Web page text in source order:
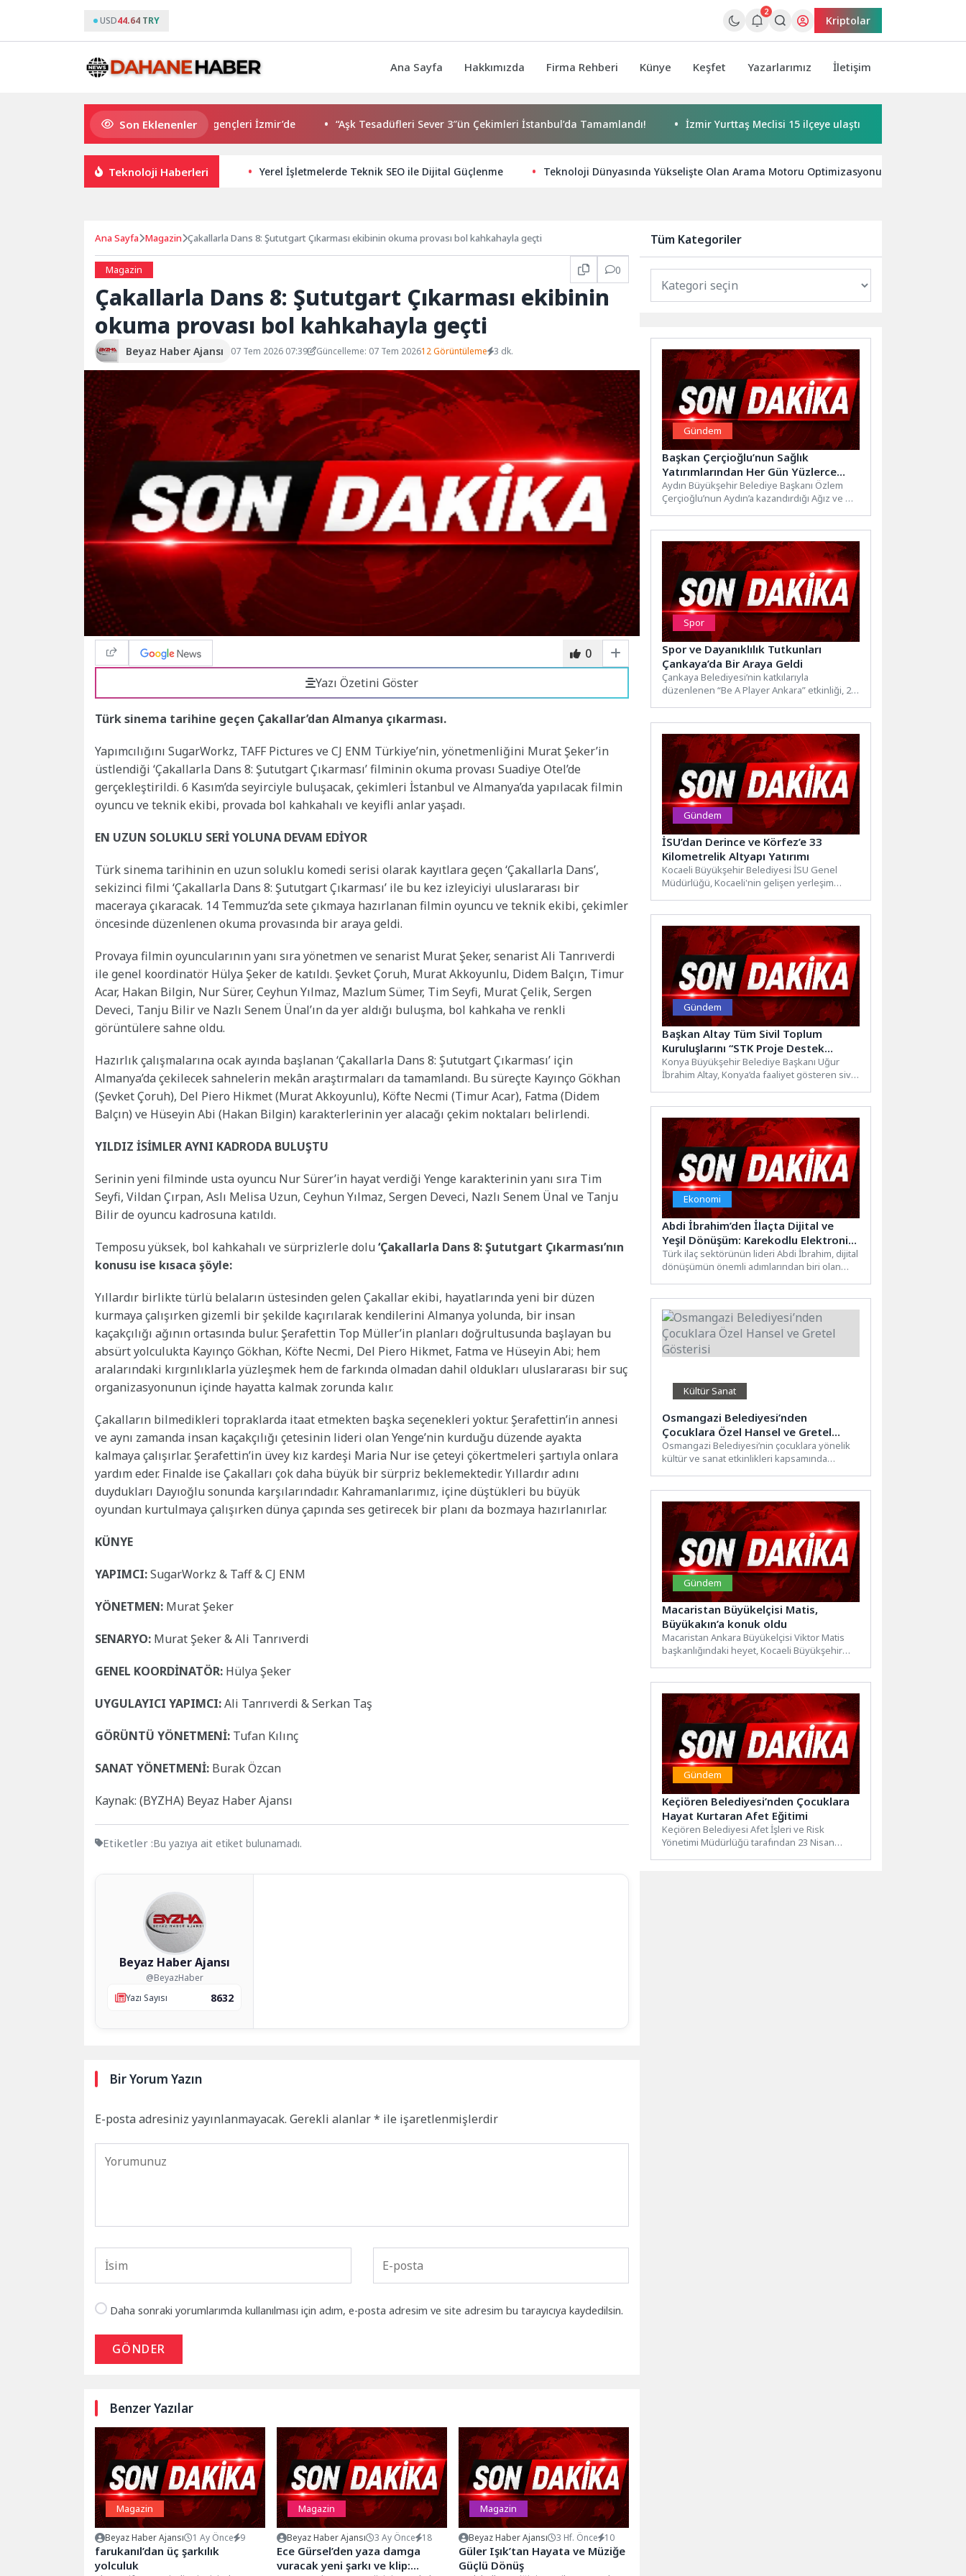
USD44.64 TRY
2
Kriptolar
Ana Sayfa Hakkımızda Firma Rehberi Künye Keşfet Yazarlarımız İletişim
Son Eklenenler
Avrupa Drama Buluşmaları gençleri İzmir’de “Aşk Tesadüfleri Sever 3″ün Çekimleri İstanbul’da Tamamlandı! İzmir Yurttaş Meclisi 15 ilçeye ulaştı Buca’da kadınlar
Teknoloji Haberleri Yerel İşletmelerde Teknik SEO ile Dijital Güçlenme Teknoloji Dünyasında Yükselişte Olan Arama Motoru Optimizasyonu Trendleri
Ana Sayfa Magazin Çakallarla Dans 8: Şututgart Çıkarması ekibinin okuma provası bol kahkahayla geçti
Magazin 0
Çakallarla Dans 8: Şututgart Çıkarması ekibinin
okuma provası bol kahkahayla geçti
Beyaz Haber Ajansı 07 Tem 2026 07:39 Güncelleme: 07 Tem 202612 Görüntüleme 3 dk.
0
Yazı Özetini Göster
Türk sinema tarihine geçen Çakallar’dan Almanya çıkarması.
Yapımcılığını SugarWorkz, TAFF Pictures ve CJ ENM Türkiye’nin, yönetmenliğini Murat Şeker’in
üstlendiği ‘Çakallarla Dans 8: Şututgart Çıkarması’ filminin okuma provası Suadiye Otel’de
gerçekleştirildi. 6 Kasım’da seyirciyle buluşacak, çekimleri İstanbul ve Almanya’da yapılacak filmin
oyuncu ve teknik ekibi, provada bol kahkahalı ve keyifli anlar yaşadı.
EN UZUN SOLUKLU SERİ YOLUNA DEVAM EDİYOR
Türk sinema tarihinin en uzun soluklu komedi serisi olarak kayıtlara geçen ‘Çakallarla Dans’,
sekizinci filmi ‘Çakallarla Dans 8: Şututgart Çıkarması’ ile bu kez izleyiciyi uluslararası bir
maceraya çıkaracak. 14 Temmuz’da sete çıkmaya hazırlanan filmin oyuncu ve teknik ekibi, çekimler
öncesinde düzenlenen okuma provasında bir araya geldi.
Provaya filmin oyuncularının yanı sıra yönetmen ve senarist Murat Şeker, senarist Ali Tanrıverdi
ile genel koordinatör Hülya Şeker de katıldı. Şevket Çoruh, Murat Akkoyunlu, Didem Balçın, Timur
Acar, Hakan Bilgin, Nur Sürer, Ceyhun Yılmaz, Mazlum Sümer, Tim Seyfi, Murat Çelik, Sergen
Deveci, Tanju Bilir ve Nazlı Senem Ünal’ın da yer aldığı buluşma, bol kahkaha ve renkli
görüntülere sahne oldu.
Hazırlık çalışmalarına ocak ayında başlanan ‘Çakallarla Dans 8: Şututgart Çıkarması’ için
Almanya’da çekilecek sahnelerin mekân araştırmaları da tamamlandı. Bu süreçte Kayınço Gökhan
(Şevket Çoruh), Del Piero Hikmet (Murat Akkoyunlu), Köfte Necmi (Timur Acar), Fatma (Didem
Balçın) ve Hüseyin Abi (Hakan Bilgin) karakterlerinin yer alacağı çekim noktaları belirlendi.
YILDIZ İSİMLER AYNI KADRODA BULUŞTU
Serinin yeni filminde usta oyuncu Nur Sürer’in hayat verdiği Yenge karakterinin yanı sıra Tim
Seyfi, Vildan Çırpan, Aslı Melisa Uzun, Ceyhun Yılmaz, Sergen Deveci, Nazlı Senem Ünal ve Tanju
Bilir de oyuncu kadrosuna katıldı.
Temposu yüksek, bol kahkahalı ve sürprizlerle dolu‘Çakallarla Dans 8: Şututgart Çıkarması’nın
konusu ise kısaca şöyle:
Yıllardır birlikte türlü belaların üstesinden gelen Çakallar ekibi, hayatlarında yeni bir düzen
kurmaya çalışırken gizemli bir şekilde kaçırılarak kendilerini Almanya yolunda, bir insan
kaçakçılığı ağının ortasında bulur. Şerafettin Top Müller’in planları doğrultusunda başlayan bu
absürt yolculukta Kayınço Gökhan, Köfte Necmi, Del Piero Hikmet, Fatma ve Hüseyin Abi; hem
aralarındaki kırgınlıklarla yüzleşmek hem de farkında olmadan dahil oldukları uluslararası bir suç
organizasyonunun içinde hayatta kalmak zorunda kalır.
Çakalların bilmedikleri topraklarda itaat etmekten başka seçenekleri yoktur. Şerafettin’in annesi
ve aynı zamanda insan kaçakçılığı çetesinin lideri olan Yenge’nin kurduğu düzende ayakta
kalmaya çalışırlar. Şerafettin’in üvey kız kardeşi Maria Nur ise çeteyi çökertmeleri şartıyla onlara
yardım eder. Finalde ise Çakalları çok daha büyük bir sürpriz beklemektedir. Yıllardır adını
duydukları Dayıoğlu sonunda karşılarındadır. Kahramanlarımız, içine düştükleri bu büyük
oyundan kurtulmaya çalışırken dünya çapında ses getirecek bir planı da bozmaya hazırlanırlar.
KÜNYE
YAPIMCI:SugarWorkz & Taff & CJ ENM
YÖNETMEN: Murat Şeker
SENARYO: Murat Şeker & Ali Tanrıverdi
GENEL KOORDİNATÖR: Hülya Şeker
UYGULAYICI YAPIMCI:Ali Tanrıverdi & Serkan Taş
GÖRÜNTÜ YÖNETMENİ: Tufan Kılınç
SANAT YÖNETMENİ: Burak Özcan
Kaynak: (BYZHA) Beyaz Haber Ajansı
Etiketler :Bu yazıya ait etiket bulunamadı.
Beyaz Haber Ajansı
@BeyazHaber
Yazı Sayısı
8632
Bir Yorum Yazın
E-posta adresiniz yayınlanmayacak. Gerekli alanlar* ile işaretlenmişlerdir
Daha sonraki yorumlarımda kullanılması için adım, e-posta adresim ve site adresim bu tarayıcıya kaydedilsin.
GÖNDER
Benzer Yazılar
Magazin
Beyaz Haber Ajansı 1 Ay Önce 9
farukanıl’dan üç şarkılık
yolculuk
Magazin
Beyaz Haber Ajansı 3 Ay Önce 18
Ece Gürsel’den yaza damga
vuracak yeni şarkı ve klip:
Magazin
Beyaz Haber Ajansı 3 Hf. Önce 10
Güler Işık’tan Hayata ve Müziğe
Güçlü Dönüş
Tüm Kategoriler
Gündem
Başkan Çerçioğlu’nun Sağlık
Yatırımlarından Her Gün Yüzlerce
Vatandaş Faydalanıyor
Aydın Büyükşehir Belediye Başkanı Özlem
Çerçioğlu’nun Aydın’a kazandırdığı Ağız ve Diş
Spor
Spor ve Dayanıklılık Tutkunları
Çankaya’da Bir Araya Geldi
Çankaya Belediyesi’nin katkılarıyla
düzenlenen “Be A Player Ankara” etkinliği, 21
Gündem
İSU’dan Derince ve Körfez’e 33
Kilometrelik Altyapı Yatırımı
Kocaeli Büyükşehir Belediyesi İSU Genel
Müdürlüğü, Kocaeli'nin gelişen yerleşim
Gündem
Başkan Altay Tüm Sivil Toplum
Kuruluşlarını “STK Proje Destek
Programı”na Başvurmaya Davet Etti
Konya Büyükşehir Belediye Başkanı Uğur
İbrahim Altay, Konya’da faaliyet gösteren sivil
Ekonomi
Abdi İbrahim’den İlaçta Dijital ve
Yeşil Dönüşüm: Karekodlu Elektronik
Kullanma Talimatı (e-KT) Dönemi
Başladı
Türk ilaç sektörünün lideri Abdi İbrahim, dijital
dönüşümün önemli adımlarından biri olan
Kültür Sanat
Osmangazi Belediyesi’nden
Çocuklara Özel Hansel ve Gretel
Gösterisi
Osmangazi Belediyesi’nin çocuklara yönelik
kültür ve sanat etkinlikleri kapsamında
Gündem
Macaristan Büyükelçisi Matis,
Büyükakın’a konuk oldu
Macaristan Ankara Büyükelçisi Viktor Matis
başkanlığındaki heyet, Kocaeli Büyükşehir
Gündem
Keçiören Belediyesi’nden Çocuklara
Hayat Kurtaran Afet Eğitimi
Keçiören Belediyesi Afet İşleri ve Risk
Yönetimi Müdürlüğü tarafından 23 Nisan